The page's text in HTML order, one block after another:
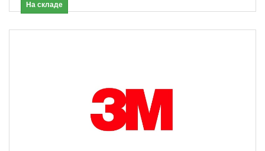
На складе